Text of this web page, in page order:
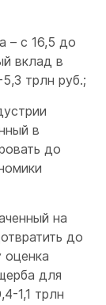
– с 16,5 до
вклад в
трлн руб.;
в
до
на
до
оценка
для
1,1 трлн